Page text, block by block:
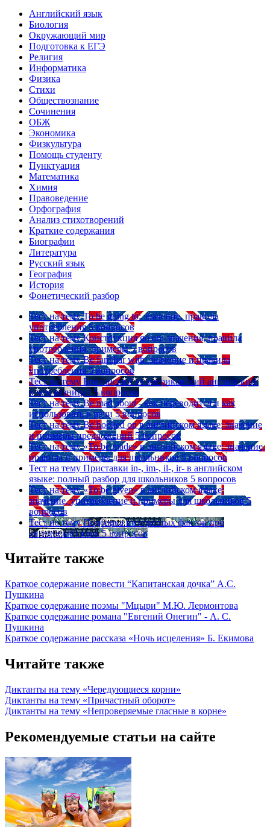
Английский язык
Биология
Окружающий мир
Подготовка к ЕГЭ
Религия
Информатика
Физика
Стихи
Обществознание
Сочинения
ОБЖ
Экономика
Физкультура
Помощь студенту
Пунктуация
Математика
Химия
Правоведение
Орфография
Анализ стихотворений
Краткие содержания
Биографии
Литература
Русский язык
География
История
Фонетический разбор
Тест на тему To be going to: значение, правила
употребления 5 вопросов
Тест на тему Конструкция go on: значения, правила
употребления, примеры 5 вопросов
Тест на тему Be familiar with: значение и правила
употребления 5 вопросов
Тест на тему Британский vs американский английский:
в чем разница? 5 вопросов
Тест на тему Be mad about - как переводится и как
использовать в речи 5 вопросов
Тест на тему Be hooked on в английском языке: значение
и примеры предложений 5 вопросов
Тест на тему «To be made» в английском языке: значение,
правила и примеры для школьников 5 вопросов
Тест на тему Приставки in-, im-, il-, ir- в английском
языке: полный разбор для школьников 5 вопросов
Тест на тему «To be given» в английском языке:
значение, употребление и примеры для школьников 5
вопросов
Тест на тему Подборка интересных фактов про
английский язык 5 вопросов
Читайте также
Краткое содержание повести “Капитанская дочка” А.С.
Пушкина
Краткое содержание поэмы "Мцыри" М.Ю. Лермонтова
Краткое содержание романа "Евгений Онегин" - А. С.
Пушкина
Краткое содержание рассказа «Ночь исцеления» Б. Екимова
Читайте также
Диктанты на тему «Чередующиеся корни»
Диктанты на тему «Причастный оборот»
Диктанты на тему «Непроверяемые гласные в корне»
Рекомендуемые статьи на сайте